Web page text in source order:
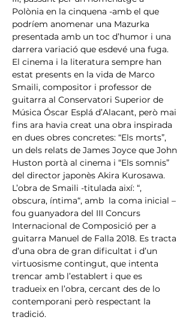
Polònia en la cinquena -amb el que
podríem anomenar una Mazurka
presentada amb un toc d’humor i una
darrera variació que esdevé una fuga.
El cinema i la literatura sempre han
estat presents en la vida de Marco
Smaili, compositor i professor de
guitarra al Conservatori Superior de
Música Óscar Esplá d’Alacant, però mai
fins ara havia creat una obra inspirada
en dues obres concretes: “Els morts”,
un dels relats de James Joyce que John
Huston portà al cinema i “Els somnis”
del director japonès Akira Kurosawa.
L’obra de Smaili -titulada així: “,
obscura, íntima“, amb  la coma inicial –
fou guanyadora del III Concurs
Internacional de Composició per a
guitarra Manuel de Falla 2018. Es tracta
d’una obra de gran dificultat i d’un
virtuosisme contingut, que intenta
trencar amb l’establert i que es
tradueix en l’obra, cercant des de lo
contemporani però respectant la
tradició.